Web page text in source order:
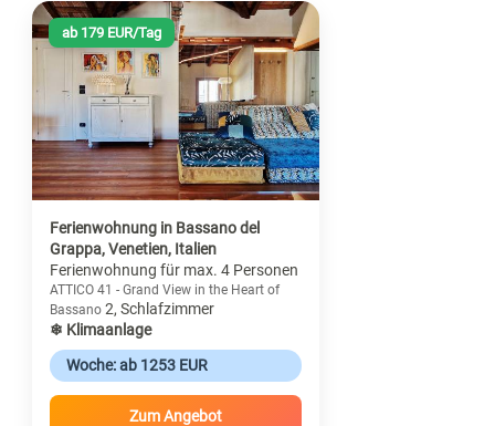
ab 179 EUR/Tag
Ferienwohnung in Bassano del
Grappa, Venetien, Italien
Ferienwohnung für max. 4 Personen
ATTICO 41 - Grand View in the Heart of
Bassano2, Schlafzimmer
❄ Klimaanlage
Woche: ab 1253 EUR
Zum Angebot